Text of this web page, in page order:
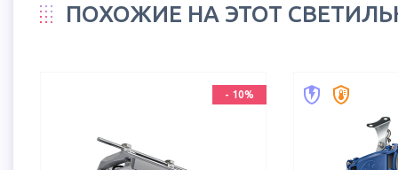
ПОХОЖИЕ НА ЭТОТ
- 10%